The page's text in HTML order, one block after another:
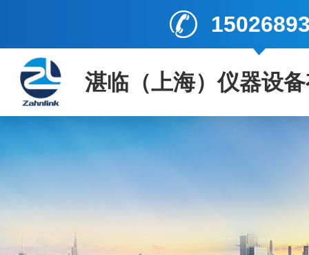
湛临（上海）仪器设